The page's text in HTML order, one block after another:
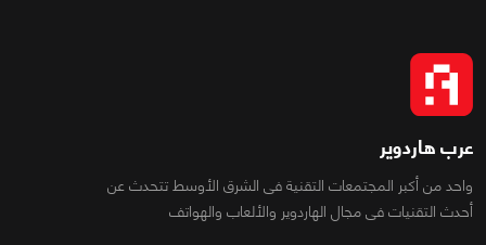
عرب هاردوير
واحد من أكبر المجتمعات التقنية فى الشرق الأوسط تتحدث عن
أحدث التقنيات فى مجال الهاردوير والألعاب والهواتف